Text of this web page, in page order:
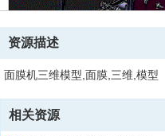
资源描述
面膜机三维模型,面膜,三维,模型
相关资源